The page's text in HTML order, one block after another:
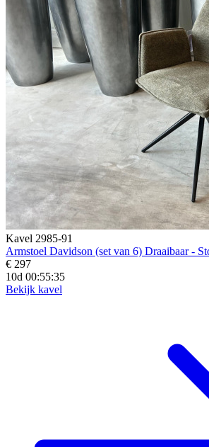
Kavel 2985-91
Armstoel Davidson (set van 6) Draaibaar -
€ 297
10d 00:55:33
Bekijk kavel